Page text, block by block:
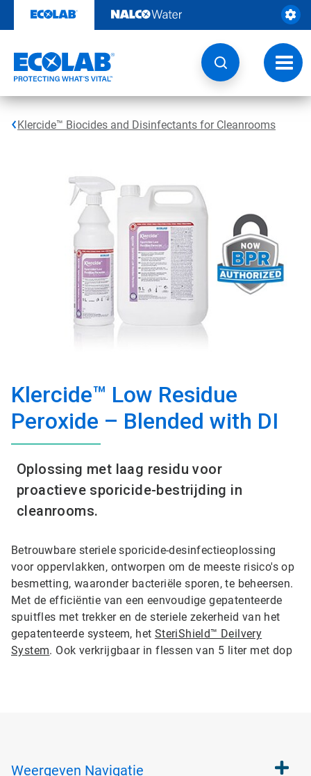
content
Klercide™ Biocides and Disinfectants for Cleanrooms
Klercide™ Low Residue
Peroxide – Blended with DI
Oplossing met laag residu voor
proactieve sporicide-bestrijding in
cleanrooms.
Betrouwbare steriele sporicide-desinfectieoplossing
voor oppervlakken, ontworpen om de meeste risico's op
besmetting, waaronder bacteriële sporen, te beheersen.
Met de efficiëntie van een eenvoudige gepatenteerde
spuitfles met trekker en de steriele zekerheid van het
gepatenteerde systeem, het SteriShield™ Deilvery
System. Ook verkrijgbaar in flessen van 5 liter met dop
Weergeven Navigatie